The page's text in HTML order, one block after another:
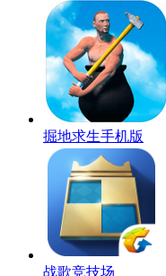
掘地求生手机版
战歌竞技场